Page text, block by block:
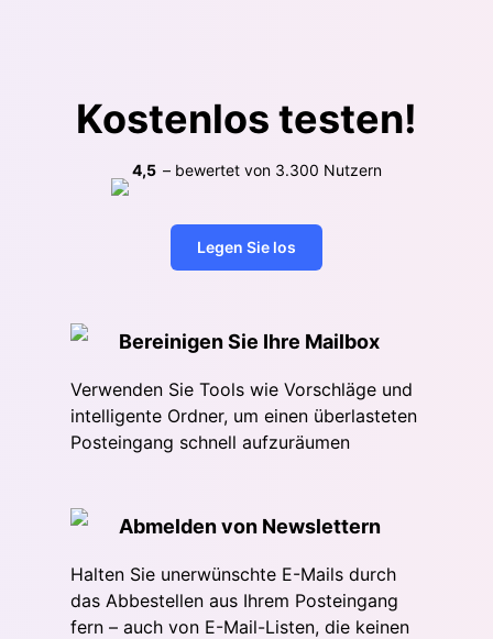
Kostenlos testen!
4,5 – bewertet von 3.300 Nutzern
Legen Sie los
Bereinigen Sie Ihre Mailbox
Verwenden Sie Tools wie Vorschläge und
intelligente Ordner, um einen überlasteten
Posteingang schnell aufzuräumen
Abmelden von Newslettern
Halten Sie unerwünschte E-Mails durch
das Abbestellen aus Ihrem Posteingang
fern – auch von E-Mail-Listen, die keinen